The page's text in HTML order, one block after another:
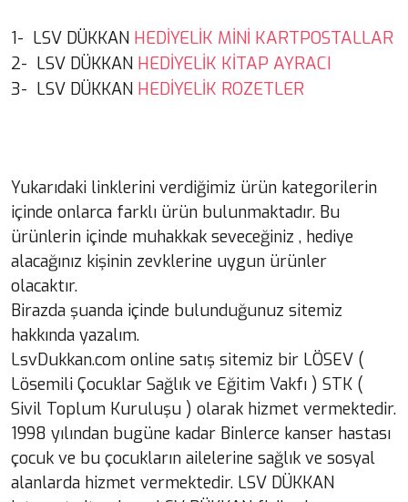
1- LSV DÜKKAN HEDİYELİK MİNİ KARTPOSTALLAR
2- LSV DÜKKAN HEDİYELİK KİTAP AYRACI
3- LSV DÜKKAN HEDİYELİK ROZETLER
Yukarıdaki linklerini verdiğimiz ürün kategorilerin
içinde onlarca farklı ürün bulunmaktadır. Bu
ürünlerin içinde muhakkak seveceğiniz , hediye
alacağınız kişinin zevklerine uygun ürünler
olacaktır.
Birazda şuanda içinde bulunduğunuz sitemiz
hakkında yazalım.
LsvDukkan.com online satış sitemiz bir LÖSEV (
Lösemili Çocuklar Sağlık ve Eğitim Vakfı ) STK (
Sivil Toplum Kuruluşu ) olarak hizmet vermektedir.
1998 yılından bugüne kadar Binlerce kanser hastası
çocuk ve bu çocukların ailelerine sağlık ve sosyal
alanlarda hizmet vermektedir. LSV DÜKKAN